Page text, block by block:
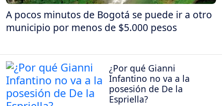
A pocos minutos de Bogotá se puede ir a otro
municipio por menos de $5.000 pesos
¿Por qué Gianni
Infantino no va a la
posesión de De la
Espriella?